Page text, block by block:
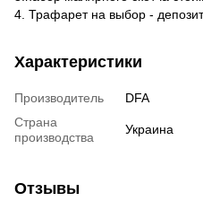
4. Трафарет на выбор -
Характеристики
Производитель
DFA
Страна
производства
Украина
Отзывы